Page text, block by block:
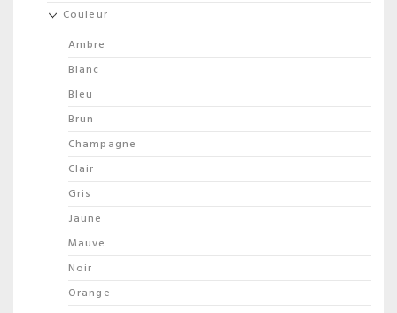
Couleur
Ambre
Blanc
Bleu
Brun
Champagne
Clair
Gris
Jaune
Mauve
Noir
Orange